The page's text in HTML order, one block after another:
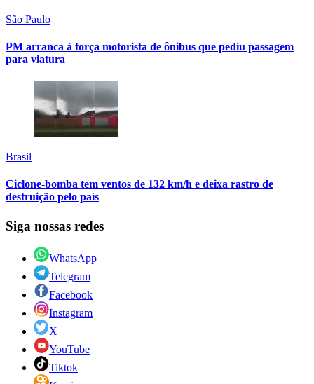
São Paulo
PM arranca à força motorista de ônibus que pediu passagem
para viatura
Brasil
Ciclone-bomba tem ventos de 132 km/h e deixa rastro de
destruição pelo país
Siga nossas redes
WhatsApp
Telegram
Facebook
Instagram
X
YouTube
Tiktok